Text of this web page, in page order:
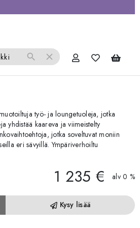
search close
työ- ja loungetuoleja, jotka
yhdistää kaareva ja viimeistelty
jotka soveltuvat moniin
eri sävyillä. Ympäriverhoiltu
1 235 € alv 0 %
Kysy lisää